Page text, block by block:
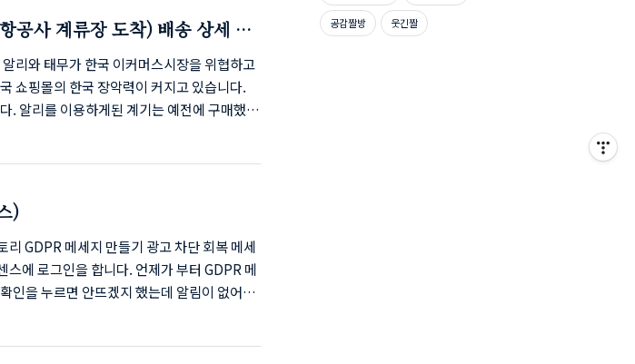
공감짤방 웃긴짤
한 첫걸음)MultiStar로 ‘런처 위젯’ 활성화
도를 2..
공사 계류장 도착) 배송 상세 확
리와 태무가 한국 이커머스시장을 위협하고
쇼핑몰의 한국 장악력이 커지고 있습니다.
. 알리를 이용하게된 계기는 예전에 구매했던
요 한번 블로그에 다룬적이 있지만 다른 방법
적 ( 발송지 선사/항공사 계류장 도착) 정체
)
GDPR 메세지 만들기 광고 차단 회복 메세
스에 로그인을 합니다. 언제가 부터 GDPR 메
인을 누르면 안뜨겠지 했는데 알림이 없어지